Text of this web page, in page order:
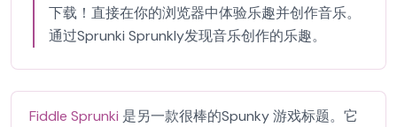
下载！直接在你的浏览器中体验乐趣并创作音乐。
通过Sprunki Sprunkly发现音乐创作的乐趣。
Fiddle Sprunki 是另一款很棒的Spunky 游戏标题。它